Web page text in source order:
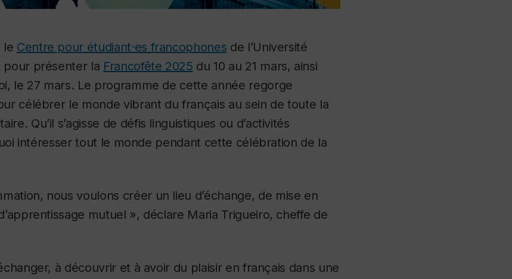
le Centre pour étudiant·es francophones de l’Université
pour présenter la Francofête 2025 du 10 au 21 mars, ainsi
le 27 mars. Le programme de cette année regorge
célébrer le monde vibrant du français au sein de toute la
Qu’il s’agisse de défis linguistiques ou d’activités
intéresser tout le monde pendant cette célébration de la
nous voulons créer un lieu d’échange, de mise en
mutuel », déclare Maria Trigueiro, cheffe de
à découvrir et à avoir du plaisir en français dans une